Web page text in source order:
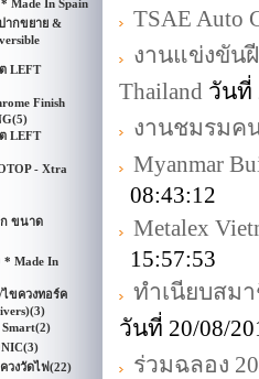
Made In Spain
ากขยาย &
LEFT
Finish
(5)
LEFT
- Xtra
ขนาด
* Made In
ไขควงทอร์ค
(3)
(2)
(3)
วงวัดไฟ(22)
TSAE Auto
งานแข่งขัน
Thailand วันที่
งานชมรมค
Myanmar
08:43:12
Metalex
15:57:53
ทำเนียบสม
วันที่ 20/08/
ร่วมฉลอง